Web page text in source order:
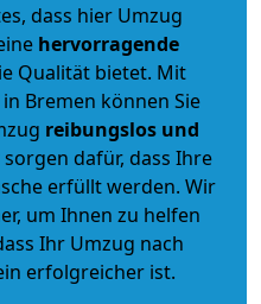
dass hier Umzug
hervorragende
Qualität bietet. Mit
Bremen können Sie
reibungslos und
dafür, dass Ihre
erfüllt werden. Wir
um Ihnen zu helfen
Ihr Umzug nach
erfolgreicher ist.